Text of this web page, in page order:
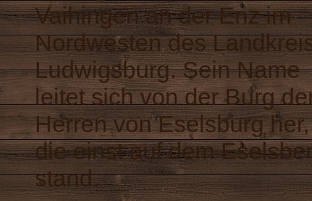
Vaihingen an der Enz im
Nordwesten des
Ludwigsburg. Sein Name
leitet sich von der Burg
Herren von Eselsburg her,
die einst auf dem
stand.